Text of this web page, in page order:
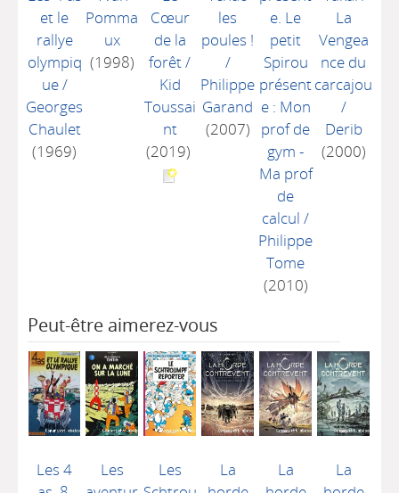
et le
rallye
olympiq
ue/
Georges
Chaulet
(1969)
Pomma
ux
(1998)
Cœur
de la
forêt/
Kid
Toussai
nt
(2019)
les
poules !
/
Philippe
Garand
(2007)
e. Le
petit
Spirou
présent
e : Mon
prof de
gym -
Ma prof
de
calcul /
Philippe
Tome
(2010)
La
Vengea
nce du
carcajou
/
Derib
(2000)
Peut-être aimerez-vous
Les 4
Les
Les
La
La
La